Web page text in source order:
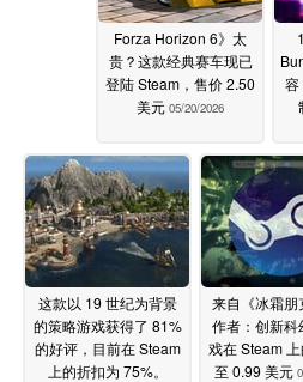
Forza Horizon 6》太
贵？这款经典赛车现已
登陆 Steam，售价 2.50
美元 05/20/2026
容
这款以 19 世纪为背景
的策略游戏获得了 81%
的好评，目前在 Steam
上的折扣为 75%。
来自《冰霜朋
作者：创新科
戏在 Steam
至 0.99 美元